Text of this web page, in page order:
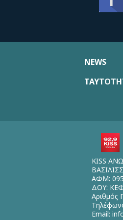
NEWS
KISS
ΑΦΜ:
ΔΟΥ:
Αριθμός
Email: